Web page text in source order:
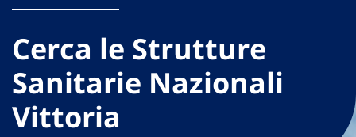
Cerca le Strutture
Sanitarie Nazionali
Vittoria